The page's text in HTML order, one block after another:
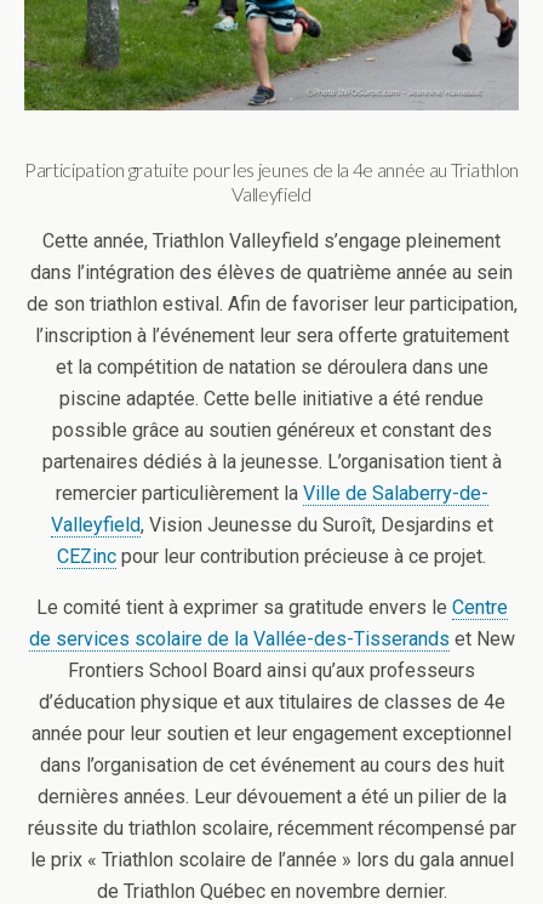
Participation gratuite pour les jeunes de la 4e année au Triathlon
Valleyfield
Cette année, Triathlon Valleyfield s’engage pleinement
dans l’intégration des élèves de quatrième année au sein
de son triathlon estival. Afin de favoriser leur participation,
l’inscription à l’événement leur sera offerte gratuitement
et la compétition de natation se déroulera dans une
piscine adaptée. Cette belle initiative a été rendue
possible grâce au soutien généreux et constant des
partenaires dédiés à la jeunesse. L’organisation tient à
remercier particulièrement la Ville de Salaberry-de-
Valleyfield, Vision Jeunesse du Suroît, Desjardins et
CEZinc pour leur contribution précieuse à ce projet.
Le comité tient à exprimer sa gratitude envers le Centre
de services scolaire de la Vallée-des-Tisserands et New
Frontiers School Board ainsi qu’aux professeurs
d’éducation physique et aux titulaires de classes de 4e
année pour leur soutien et leur engagement exceptionnel
dans l’organisation de cet événement au cours des huit
dernières années. Leur dévouement a été un pilier de la
réussite du triathlon scolaire, récemment récompensé par
le prix « Triathlon scolaire de l’année » lors du gala annuel
de Triathlon Québec en novembre dernier.